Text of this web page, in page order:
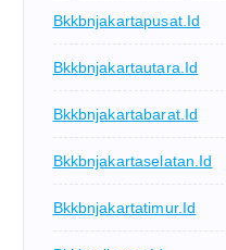
Bkkbnjakartapusat.id
Bkkbnjakartautara.id
Bkkbnjakartabarat.id
Bkkbnjakartaselatan.id
Bkkbnjakartatimur.id